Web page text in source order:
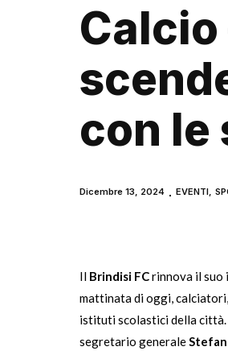
Calcio
con le
Dicembre 13, 2024 EVENTI ,
Il Brindisi FCrinnova il suo
mattinata di oggi,
istituti scolastici della
segretario generale